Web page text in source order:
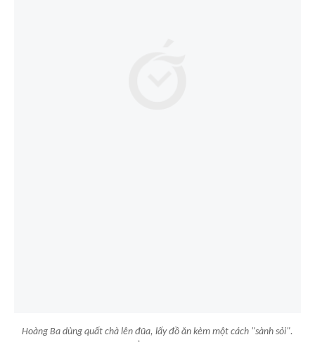
Hoàng Ba dùng quất chà lên đũa, lấy đồ ăn kèm một cách "sành sỏi".